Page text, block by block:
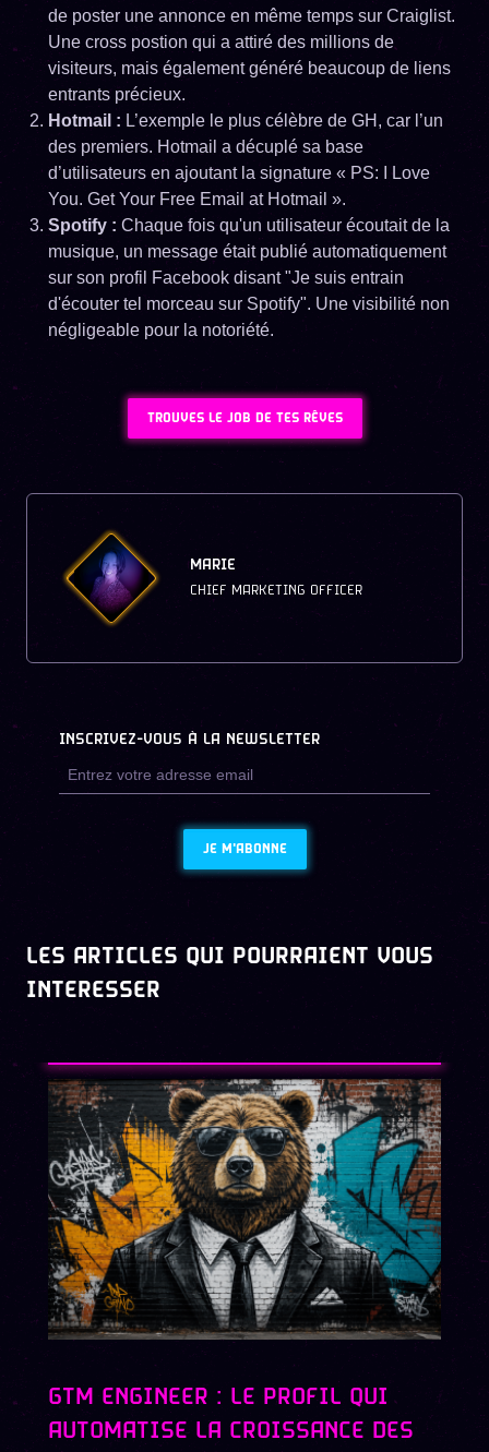
de poster une annonce en même temps sur Craiglist.
Une cross postion qui a attiré des millions de
visiteurs, mais également généré beaucoup de liens
entrants précieux.
Hotmail : L’exemple le plus célèbre de GH, car l’un
des premiers. Hotmail a décuplé sa base
d’utilisateurs en ajoutant la signature « PS: I Love
You. Get Your Free Email at Hotmail ».
Spotify : Chaque fois qu'un utilisateur écoutait de la
musique, un message était publié automatiquement
sur son profil Facebook disant "Je suis entrain
d'écouter tel morceau sur Spotify". Une visibilité non
négligeable pour la notoriété.
TROUVES LE JOB DE TES RÊVES
MARIE
CHIEF MARKETING OFFICER
INSCRIVEZ-VOUS À LA NEWSLETTER
JE M'ABONNE
LES ARTICLES QUI POURRAIENT VOUS
INTERESSER
GTM ENGINEER : LE PROFIL QUI
AUTOMATISE LA CROISSANCE DES